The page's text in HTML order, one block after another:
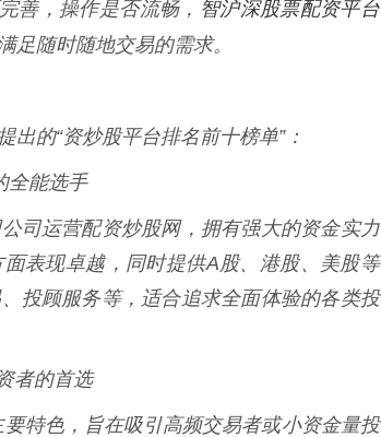
善，操作是否流畅， 智沪深股票配资平台
足随时随地交易的需求。
的“资炒股平台排名前十榜单”：
全能选手
司运营配资炒股网，拥有强大的资金实力
表现卓越，同时提供A股、港股、美股等
投顾服务等，适合追求全面体验的各类投
者的首选
要特色，旨在吸引高频交易者或小资金量投